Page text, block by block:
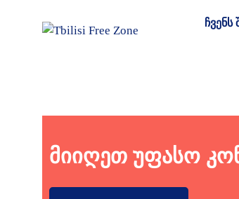
ჩვენს
მიიღეთ უფასო